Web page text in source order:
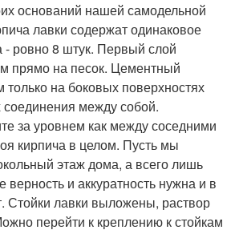
оснований нашей самодельной
лавки содержат одинаковое
- ровно 8 штук. Первый слой
прямо на песок. Цементный
только на боковых поверхностях
соединения между собой.
за уровнем как между соседними
кирпича в целом. Пусть мы
этаж дома, а всего лишь
верность и аккуратность нужна и в
Стойки лавки выложены, раствор
перейти к креплению к стойкам